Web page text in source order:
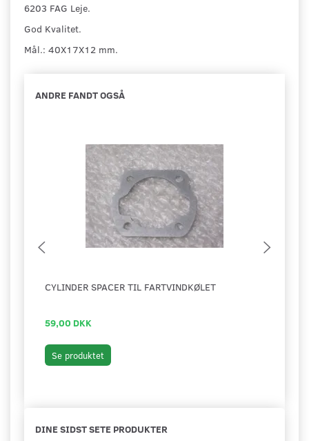
6203 FAG Leje.
God Kvalitet.
Mål.: 40X17X12 mm.
ANDRE FANDT OGSÅ
CYLINDER SPACER TIL FARTVINDKØLET
59,00 DKK
Se produktet
DINE SIDST SETE PRODUKTER